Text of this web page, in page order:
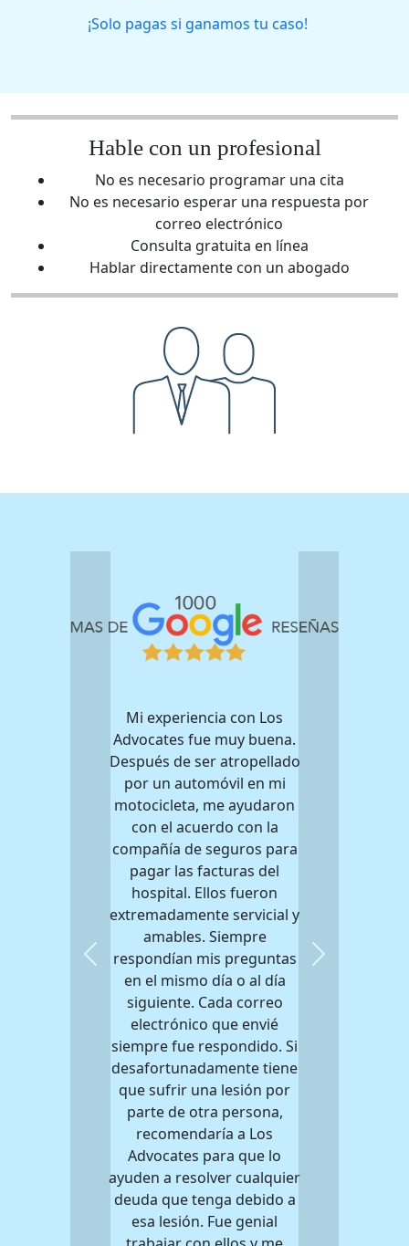
¡Solo pagas si ganamos tu caso!
Hable con un profesional
No es necesario programar una cita
No es necesario esperar una respuesta por
correo electrónico
Consulta gratuita en línea
Hablar directamente con un abogado
Mi experiencia con Los
Advocates fue muy buena.
Después de ser atropellado
por un automóvil en mi
motocicleta, me ayudaron
con el acuerdo con la
compañía de seguros para
pagar las facturas del
hospital. Ellos fueron
extremadamente servicial y
amables. Siempre
respondían mis preguntas
en el mismo día o al día
siguiente. Cada correo
electrónico que envié
siempre fue respondido. Si
desafortunadamente tiene
que sufrir una lesión por
parte de otra persona,
recomendaría a Los
Advocates para que lo
ayuden a resolver cualquier
deuda que tenga debido a
esa lesión. Fue genial
Previous Next